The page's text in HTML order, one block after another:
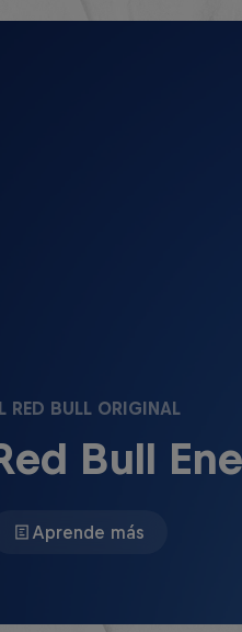
RED BULL ORIGINAL
Bull
Aprende más